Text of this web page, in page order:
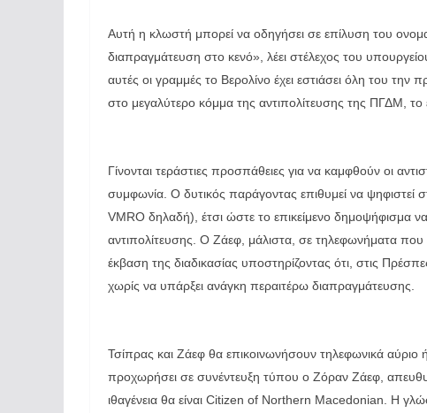
Αυτή η κλωστή μπορεί να οδηγήσει σε επίλυση του
διαπραγμάτευση στο κενό», λέει στέλεχος του
αυτές οι γραμμές το Βερολίνο έχει εστιάσει όλη του
στο μεγαλύτερο κόμμα της αντιπολίτευσης της ΠΓΔΜ, το
Γίνονται τεράστιες προσπάθειες για να καμφθούν οι
συμφωνία. Ο δυτικός παράγοντας επιθυμεί να
VMRO δηλαδή), έτσι ώστε το επικείμενο δημοψήφισμα
αντιπολίτευσης. Ο Ζάεφ, μάλιστα, σε τηλεφωνήματα που
έκβαση της διαδικασίας υποστηρίζοντας ότι, στις
χωρίς να υπάρξει ανάγκη περαιτέρω διαπραγμάτευσης.
Τσίπρας και Ζάεφ θα επικοινωνήσουν τηλεφωνικά
προχωρήσει σε συνέντευξη τύπου ο Ζόραν Ζάεφ,
ιθαγένεια θα είναι Citizen of Northern Macedonian. Η